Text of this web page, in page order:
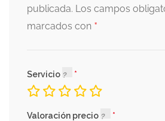
publicada. Los campos
marcados con *
Servicio
Valoración precio